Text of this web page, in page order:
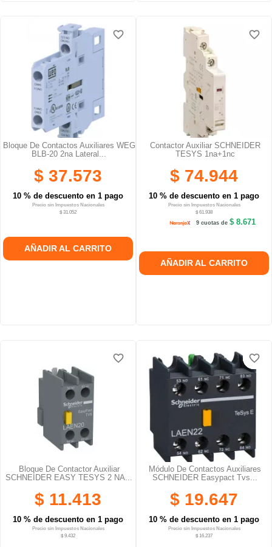
Bloque De Contactos Auxiliares WEG
BLB-20 2na Lateral...
$ 37.573
10 % de descuento en 1 pago
Precio sin Impuestos Nacionales
$ 31.052
AÑADIR AL CARRITO
favorite_border
favorite_border
favorite_border
Contactor Auxiliar SCHNEIDER
TESYS 1na+1nc
$ 74.944
10 % de descuento en 1 pago
Precio sin Impuestos Nacionales
$ 61.938
9 cuotas de $ 8.671
AÑADIR AL CARRITO
favorite_border
favorite_border
favorite_border
Bloque De Contactor Auxiliar
SCHNEIDER EASY TESYS 2 NA...
$ 11.413
10 % de descuento en 1 pago
Precio sin Impuestos Nacionales
$ 9.432
favorite_border
favorite_border
favorite_border
Módulo De Contactos Auxiliares
SCHNEIDER Easypact Tvs...
$ 19.647
10 % de descuento en 1 pago
Precio sin Impuestos Nacionales
$ 16.237
favorite_border
favorite_border
favorite_border